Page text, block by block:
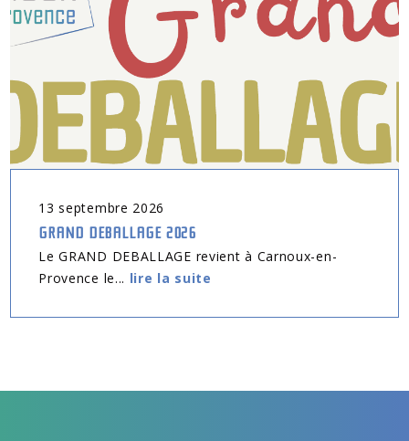
13 septembre 2026
GRAND DEBALLAGE 2026
Le GRAND DEBALLAGE revient à Carnoux-en-
Provence le... lire la suite